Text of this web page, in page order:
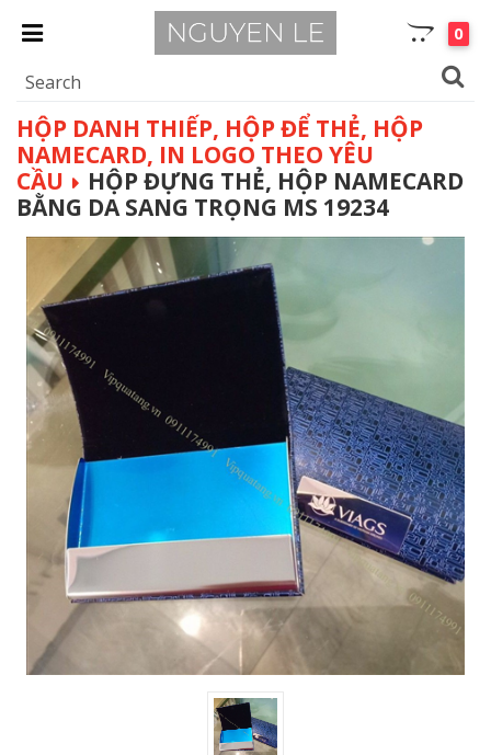
0
HỘP DANH THIẾP, HỘP ĐỂ THẺ, HỘP
NAMECARD, IN LOGO THEO YÊU
CẦU
HỘP ĐỰNG THẺ, HỘP NAMECARD
BẰNG DA SANG TRỌNG MS 19234